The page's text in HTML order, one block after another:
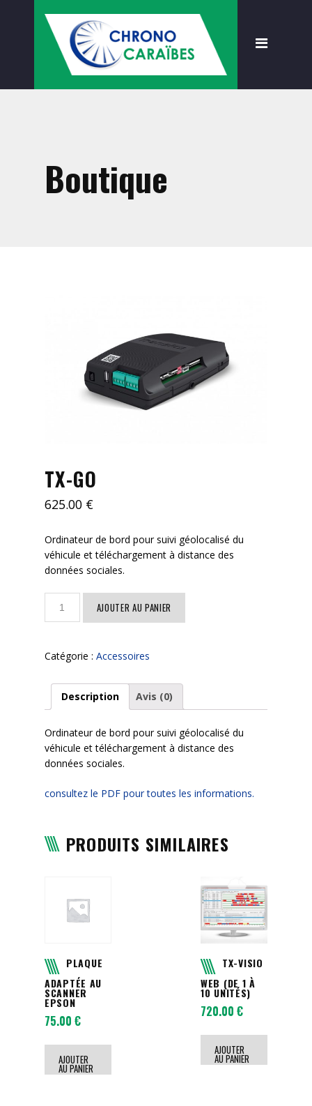
Présentation
Nouveautés
Boutique
TX-GO
625.00 €
Ordinateur de bord pour suivi géolocalisé du
véhicule et téléchargement à distance des
données sociales.
AJOUTER AU PANIER
Catégorie : Accessoires
Description Avis (0)
Ordinateur de bord pour suivi géolocalisé du
véhicule et téléchargement à distance des
données sociales.
consultez le PDF pour toutes les informations.
PRODUITS SIMILAIRES
PLAQUE
ADAPTÉE AU
SCANNER
EPSON
75.00 €
AJOUTER
AU PANIER
TX-VISIO
WEB (DE 1 À
10 UNITÉS)
720.00 €
AJOUTER
AU PANIER